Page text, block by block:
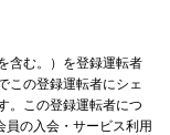
含む。）を登録運転者
この登録運転者にシェ
。この登録運転者につ
の入会・サービス利用